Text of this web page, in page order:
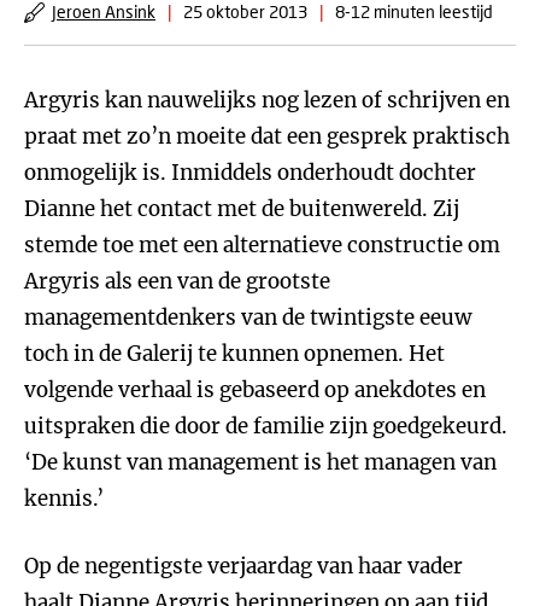
Jeroen Ansink | 25 oktober 2013 | 8-12 minuten leestijd
Argyris kan nauwelijks nog lezen of schrijven en
praat met zo’n moeite dat een gesprek praktisch
onmogelijk is. Inmiddels onderhoudt dochter
Dianne het contact met de buitenwereld. Zij
stemde toe met een alternatieve constructie om
Argyris als een van de grootste
managementdenkers van de twintigste eeuw
toch in de Galerij te kunnen opnemen. Het
volgende verhaal is gebaseerd op anekdotes en
uitspraken die door de familie zijn goedgekeurd.
‘De kunst van management is het managen van
kennis.’
Op de negentigste verjaardag van haar vader